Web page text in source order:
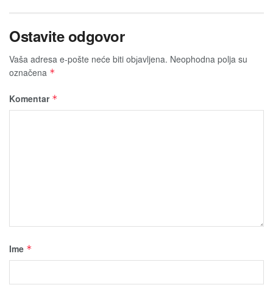
Ostavite odgovor
Vaša adresa e-pošte neće biti obјavljena. Neophodna polja su
označena *
Komentar *
Ime *